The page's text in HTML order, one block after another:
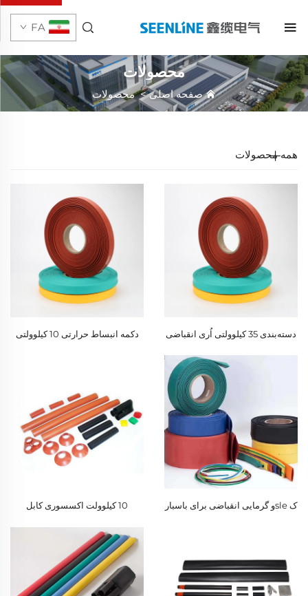
FA
محصولات
صفحه اصلی>محصولات
همه محصولات
دسته‌بندی 35 کیلوولتی اُری انقباضی
دکمه انبساط حرارتی 10 کیلوولتی
ک sleو گرمایی انقباضی برای باسبار
10 کیلوولت اکسسوری کابل